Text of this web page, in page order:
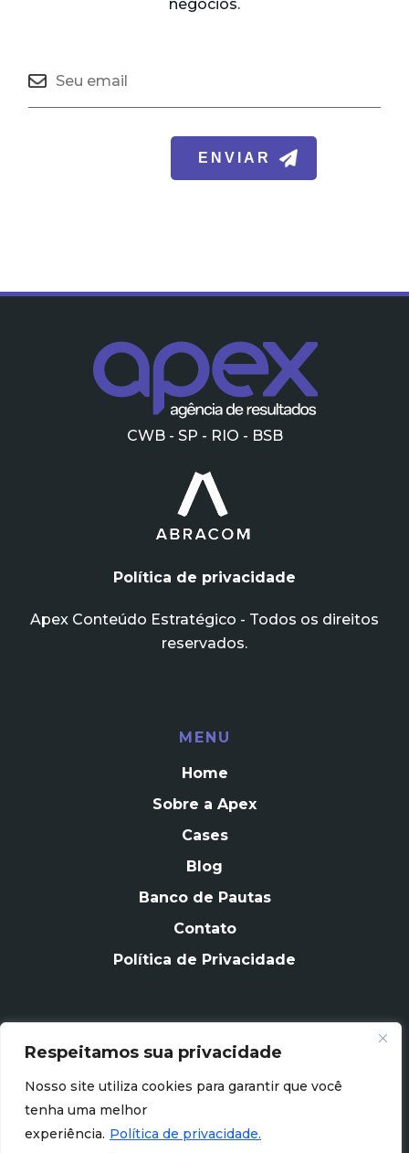
Respeitamos sua privacidade
Nosso site utiliza cookies para garantir que você
tenha uma melhor
experiência. Política de privacidade.
negócios.
CWB - SP - RIO - BSB
Política de privacidade
Apex Conteúdo Estratégico - Todos os direitos
reservados.
MENU
Home
Sobre a Apex
Cases
Blog
Banco de Pautas
Contato
Política de Privacidade
CONTATO
contato@apexagencia.com.br